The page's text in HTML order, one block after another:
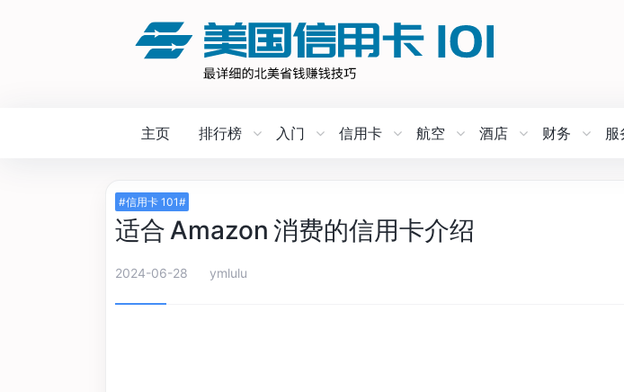
主页 排行榜 入门 信用卡 航空 酒店 财务 服
#信用卡 101#
适合 Amazon 消费的信用卡介绍
2024-06-28 ymlulu